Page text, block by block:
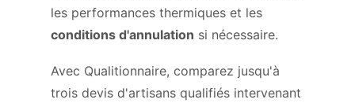
les performances thermiques et les
conditions d'annulation si nécessaire.
Avec Qualitionnaire, comparez jusqu'à
trois devis d'artisans qualifiés intervenant